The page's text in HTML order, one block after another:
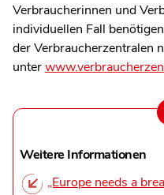
Verbraucherinnen und
individuellen Fall
der Verbraucherzentralen
unter
Weitere Informationen
„Europe needs a